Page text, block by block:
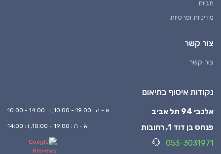
תגיות
מדיניות ופרטיות
צור קשר
צור קשר
נקודות איסוף בתיאום
אלנבי 94 תל אביב א - ה : 19:00 - 10:00, ו : 14:00 - 10:00
פנחס בן דוד 1, רחובות א - ה : 19:00 - 10:00, ו : 14:00
053-3031971